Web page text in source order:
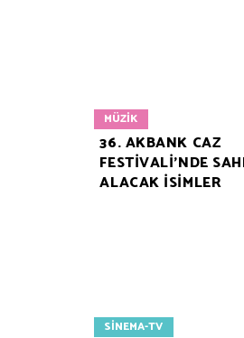
MÜZIK
36. AKBANK CAZ
FESTİVALİ’NDE
ALACAK İSİMLER
SINEMA-TV